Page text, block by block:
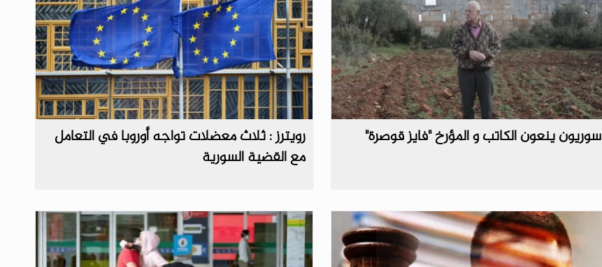
سوريون ينعون الكاتب و المؤرخ "فايز قوصرة"
رويترز : ثلاث معضلات تواجه أوروبا في التعامل
مع القضية السورية